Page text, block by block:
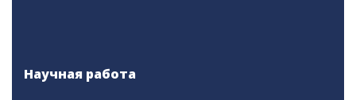
Научная работа